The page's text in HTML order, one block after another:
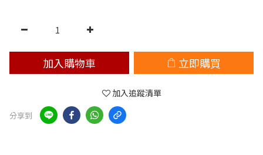
加入購物車 立即購買
加入追蹤清單
分享到